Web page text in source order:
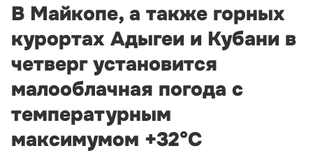
В Майкопе, а также горных
курортах Адыгеи и Кубани в
четверг установится
малооблачная погода с
температурным
максимумом +32°С